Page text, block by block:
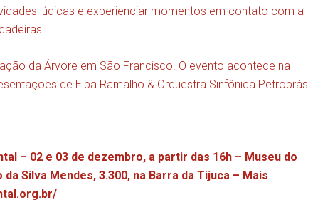
lúdicas e experienciar momentos em contato com a
da Árvore em São Francisco. O evento acontece na
de Elba Ramalho & Orquestra Sinfônica Petrobrás.
– 02 e 03 de dezembro, a partir das 16h – Museu do
Silva Mendes, 3.300, na Barra da Tijuca – Mais